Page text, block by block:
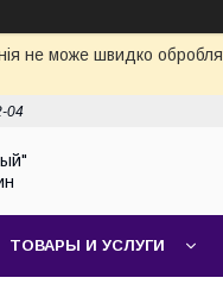
не може швидко
04
ТОВАРЫ И УСЛУГИ